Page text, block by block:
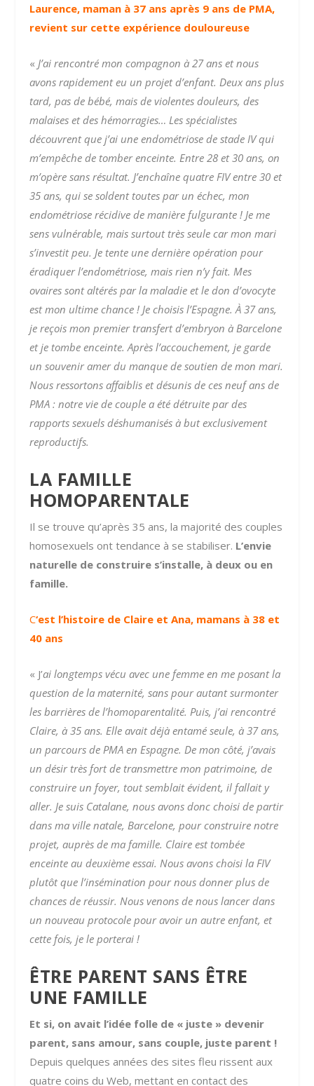
Laurence, maman à 37 ans après 9 ans de PMA,
revient sur cette expérience douloureuse
« J’ai rencontré mon compagnon à 27 ans et nous
avons rapidement eu un projet d’enfant. Deux ans plus
tard, pas de bébé, mais de violentes douleurs, des
malaises et des hémorragies… Les spécialistes
découvrent que j’ai une endométriose de stade IV qui
m’empêche de tomber enceinte. Entre 28 et 30 ans, on
m’opère sans résultat. J’enchaîne quatre FIV entre 30 et
35 ans, qui se soldent toutes par un échec, mon
endométriose récidive de manière fulgurante ! Je me
sens vulnérable, mais surtout très seule car mon mari
s’investit peu. Je tente une dernière opération pour
éradiquer l’endométriose, mais rien n’y fait. Mes
ovaires sont altérés par la maladie et le don d’ovocyte
est mon ultime chance ! Je choisis l’Espagne. À 37 ans,
je reçois mon premier transfert d’embryon à Barcelone
et je tombe enceinte. Après l’accouchement, je garde
un souvenir amer du manque de soutien de mon mari.
Nous ressortons affaiblis et désunis de ces neuf ans de
PMA : notre vie de couple a été détruite par des
rapports sexuels déshumanisés à but exclusivement
reproductifs.
LA FAMILLE
HOMOPARENTALE
Il se trouve qu’après 35 ans, la majorité des couples
homosexuels ont tendance à se stabiliser. L’envie
naturelle de construire s’installe, à deux ou en
famille.
C‘est l’histoire de Claire et Ana, mamans à 38 et
40 ans
« J’ai longtemps vécu avec une femme en me posant la
question de la maternité, sans pour autant surmonter
les barrières de l’homoparentalité. Puis, j’ai rencontré
Claire, à 35 ans. Elle avait déjà entamé seule, à 37 ans,
un parcours de PMA en Espagne. De mon côté, j’avais
un désir très fort de transmettre mon patrimoine, de
construire un foyer, tout semblait évident, il fallait y
aller. Je suis Catalane, nous avons donc choisi de partir
dans ma ville natale, Barcelone, pour construire notre
projet, auprès de ma famille. Claire est tombée
enceinte au deuxième essai. Nous avons choisi la FIV
plutôt que l’insémination pour nous donner plus de
chances de réussir. Nous venons de nous lancer dans
un nouveau protocole pour avoir un autre enfant, et
cette fois, je le porterai !
ÊTRE PARENT SANS ÊTRE
UNE FAMILLE
Et si, on avait l’idée folle de « juste » devenir
parent, sans amour, sans couple, juste parent !
Depuis quelques années des sites fleu rissent aux
quatre coins du Web, mettant en contact des